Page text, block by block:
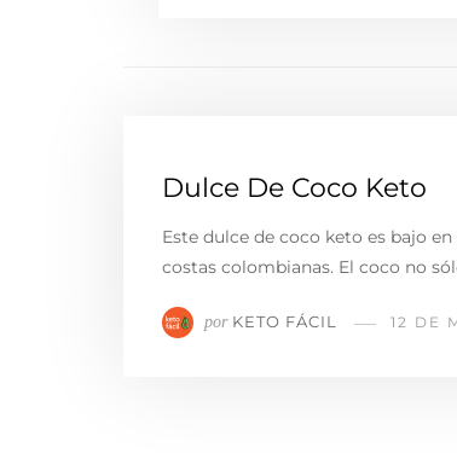
Dulce De Coco Keto
Este dulce de coco keto es bajo
costas colombianas. El coco no
por KETO FÁCIL 12 DE